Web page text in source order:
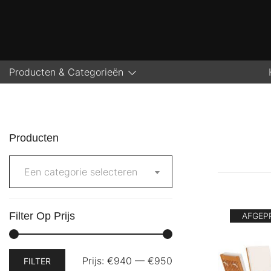
Producten & Categorieën
Producten
Een categorie selecteren
Filter Op Prijs
Min.
Max.FILTER Prijs: €940 — €950